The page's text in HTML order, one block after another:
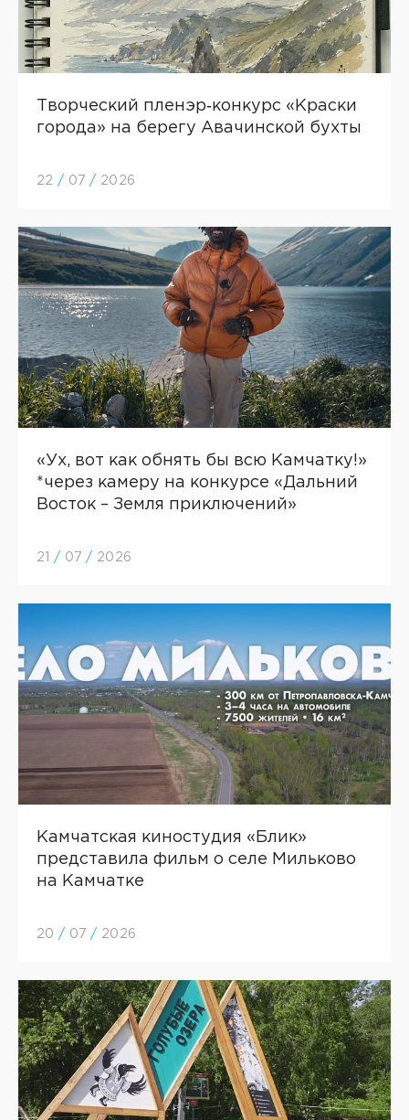
Творческий пленэр‑конкурс «Краски
города» на берегу Авачинской бухты
22 / 07 / 2026
«Ух, вот как обнять бы всю Камчатку!»
*через камеру на конкурсе «Дальний
Восток – Земля приключений»
21 / 07 / 2026
Камчатская киностудия «Блик»
представила фильм о селе Мильково
на Камчатке
20 / 07 / 2026